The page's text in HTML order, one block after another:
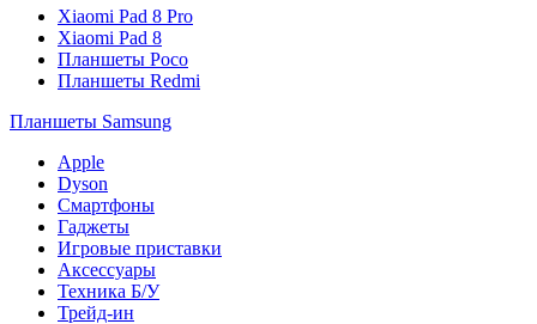
Xiaomi Pad 8 Pro
Xiaomi Pad 8
Планшеты Poco
Планшеты Redmi
Планшеты Samsung
Apple
Dyson
Смартфоны
Гаджеты
Игровые приставки
Аксессуары
Техника Б/У
Трейд-ин